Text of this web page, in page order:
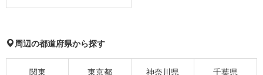
周辺の都道府県から探す
関東 東京都 神奈川県 千葉県